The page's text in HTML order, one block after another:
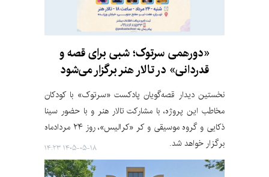
«دورهمی سرتوک؛ شبی برای قصه و
قدردانی» در تالار هنر برگزار می‌شود
نخستین دیدار قصه‌گویان پادکست «سرتوک» با کودکان
مخاطب این پروژه، با مشارکت تالار هنر و با حضور سینا
ذکایی و گروه موسیقی و کر «کرالیس»، روز ۲۴ مردادماه
برگزار خواهد شد.
۱۴۰۵-۰۵-۱۸ ۱۴:۲۳